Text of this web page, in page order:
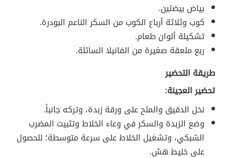
بياض بيضتين.
كوب وثلاثة أرباع الكوب من السكر الناعم البودرة.
تشكيلة ألوان طعام.
ربع ملعقة صغيرة من الفانيلا السائلة.
طريقة التحضير
تحضير العجينة:
نخل الدقيق والملح على ورقة زبدة، وتركه جانباً.
وضع الزبدة والسكر في وعاء الخلاط وتثبيت المضرب
الشبكي، وتشغيل الخلاط على سرعة متوسطة؛ للحصول
على خليط هش.